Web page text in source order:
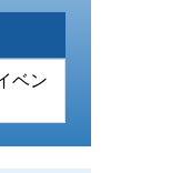
ベン